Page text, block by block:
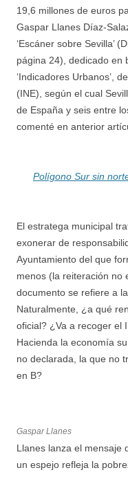
19,6 millones de euros
Gaspar Llanes Díaz-
‘Escáner sobre Sevilla’
página 24), dedicado en
‘Indicadores Urbanos’,
(INE), según el cual
de España y seis entre
comenté en anterior
Polígono Sur sin
El estratega municipal
exonerar de
Ayuntamiento del que
menos (la reiteración no
documento se refiere a
Naturalmente, ¿a qué
oficial? ¿Va a recoger el
Hacienda la economía
no declarada, la que no
en B?
Gaspar Llanes
Llanes lanza el mensaje
un espejo refleja la